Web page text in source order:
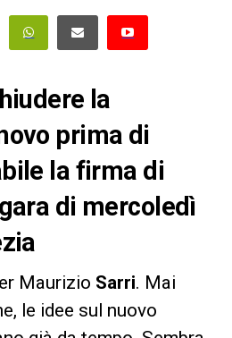
la
prima di
la firma di
di mercoledì
Maurizio Sarri. Mai
le idee sul nuovo